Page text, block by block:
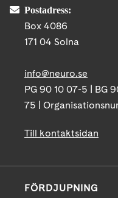
Postadress:
Box 4086
171 04 Solna
info@neuro.se
PG 90 10 07-5 | BG
75 |
Till kontaktsidan
FÖRDJUPNING